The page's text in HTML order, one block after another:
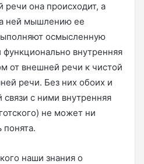
она происходит, а
ней мышлению ее
осмысленную
функционально внутренняя
от внешней речи к чистой
речи. Без них обоих и
с ними внутренняя
не может ни
понята.
наши знания о